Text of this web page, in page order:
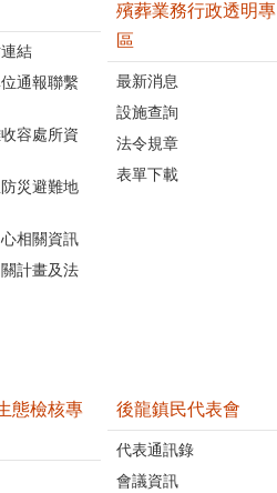
結
通報聯繫
容處所資
災避難地
相關資訊
計畫及法
殯葬業務行政透明專
區
最新消息
設施查詢
法令規章
表單下載
態檢核專
後龍鎮民代表會
代表通訊錄
會議資訊